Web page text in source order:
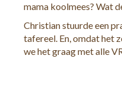
mama koolmees? Wat
Christian stuurde een
tafereel. En, omdat het
we het graag met alle